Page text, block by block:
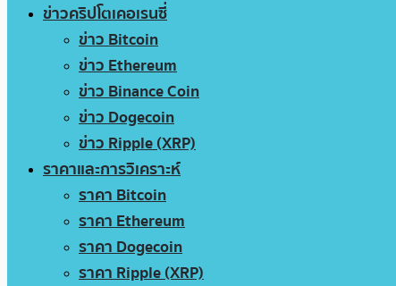
ข่าวคริปโตเคอเรนซี่
ข่าว Bitcoin
ข่าว Ethereum
ข่าว Binance Coin
ข่าว Dogecoin
ข่าว Ripple (XRP)
ราคาและการวิเคราะห์
ราคา Bitcoin
ราคา Ethereum
ราคา Dogecoin
ราคา Ripple (XRP)